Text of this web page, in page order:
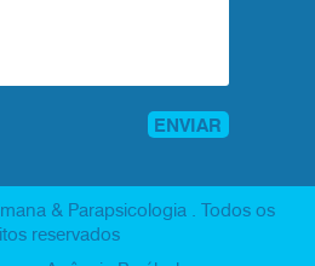
& Parapsicologia . Todos os
reservados